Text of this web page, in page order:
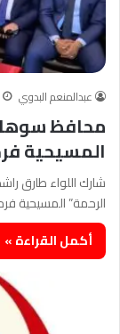
عبدالمنعم البدوي
محافظ
المسيحية
شارك اللواء طارق
الرحمة” المسيحية
أكمل القراءة »